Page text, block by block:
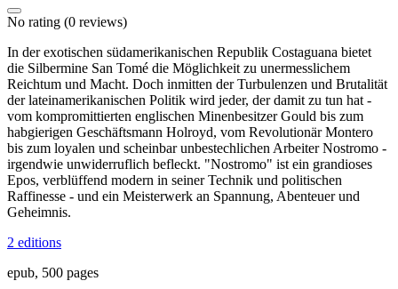
No rating (0 reviews)
In der exotischen südamerikanischen Republik Costaguana bietet
die Silbermine San Tomé die Möglichkeit zu unermesslichem
Reichtum und Macht. Doch inmitten der Turbulenzen und Brutalität
der lateinamerikanischen Politik wird jeder, der damit zu tun hat -
vom kompromittierten englischen Minenbesitzer Gould bis zum
habgierigen Geschäftsmann Holroyd, vom Revolutionär Montero
bis zum loyalen und scheinbar unbestechlichen Arbeiter Nostromo -
irgendwie unwiderruflich befleckt. "Nostromo" ist ein grandioses
Epos, verblüffend modern in seiner Technik und politischen
Raffinesse - und ein Meisterwerk an Spannung, Abenteuer und
Geheimnis.
2 editions
epub, 500 pages